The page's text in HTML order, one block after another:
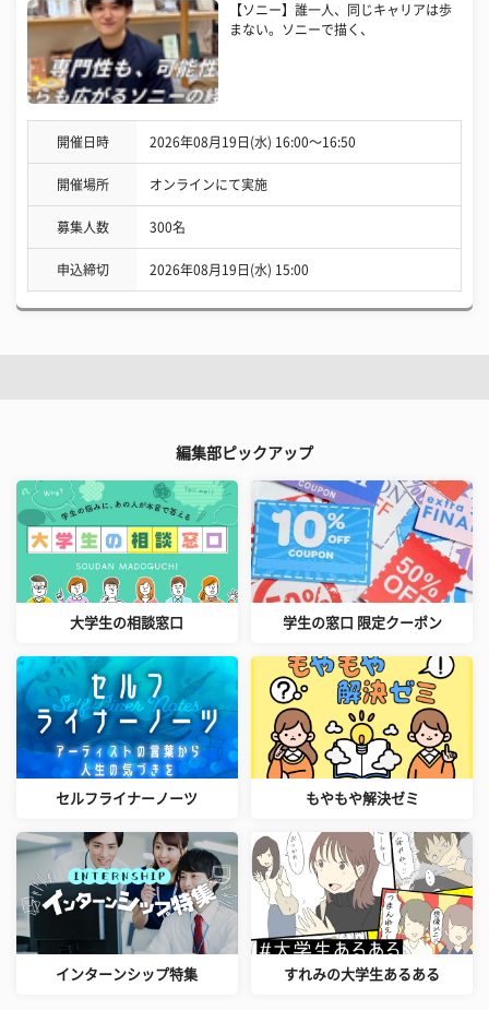
【ソニー】誰一人、同じキャリアは歩
まない。ソニーで描く、
開催日時 2026年08月19日(水) 16:00〜16:50
開催場所 オンラインにて実施
募集人数 300名
申込締切 2026年08月19日(水) 15:00
編集部ピックアップ
大学生の相談窓口 学生の窓口 限定クーポン
セルフライナーノーツ もやもや解決ゼミ
インターンシップ特集 すれみの大学生あるある